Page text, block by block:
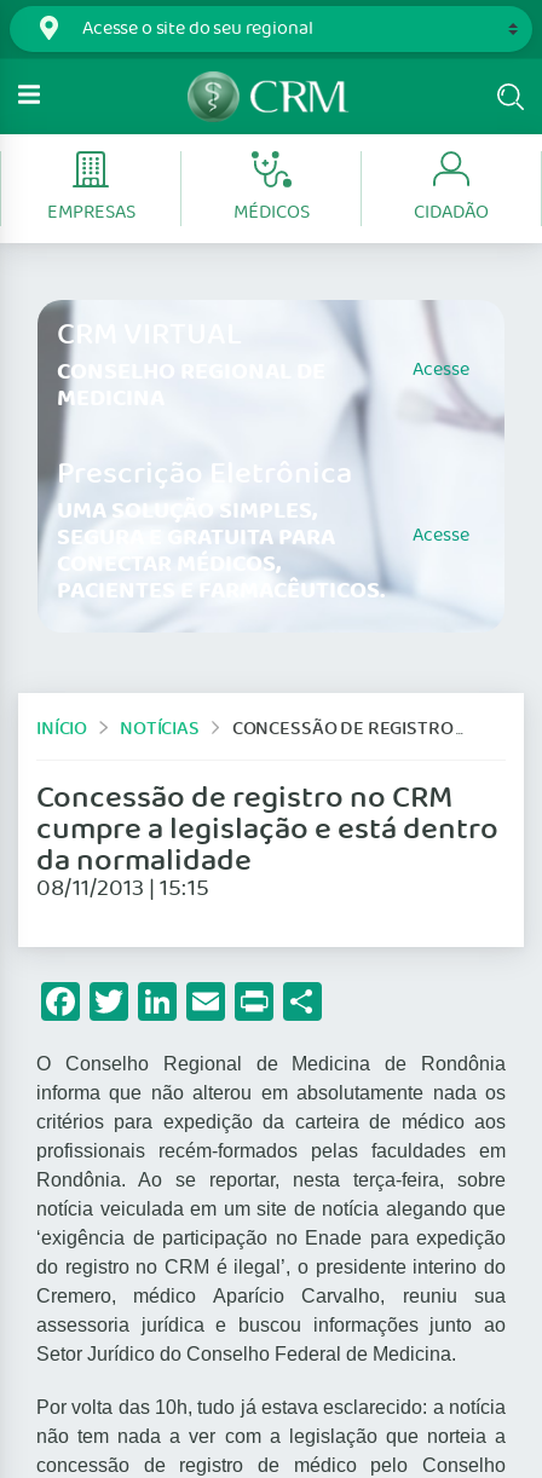
EMPRESAS MÉDICOS CIDADÃO
CRM VIRTUAL
CONSELHO REGIONAL DE
MEDICINA
Acesse
Prescrição Eletrônica
UMA SOLUÇÃO SIMPLES,
SEGURA E GRATUITA PARA
CONECTAR MÉDICOS,
PACIENTES E FARMACÊUTICOS.
Acesse
INÍCIO NOTÍCIAS CONCESSÃO DE REGISTRO NO CRM CUMPRE A LEGISLAÇÃO E ESTÁ DENTRO DA NORMALIDADE
Concessão de registro no CRM
cumpre a legislação e está dentro
da normalidade
08/11/2013 | 15:15
Facebook
Twitter
LinkedIn
Email
Print
O Conselho Regional de Medicina de Rondônia
informa que não alterou em absolutamente nada os
critérios para expedição da carteira de médico aos
profissionais recém-formados pelas faculdades em
Rondônia. Ao se reportar, nesta terça-feira, sobre
notícia veiculada em um site de notícia alegando que
‘exigência de participação no Enade para expedição
do registro no CRM é ilegal’, o presidente interino do
Cremero, médico Aparício Carvalho, reuniu sua
assessoria jurídica e buscou informações junto ao
Setor Jurídico do Conselho Federal de Medicina.
Por volta das 10h, tudo já estava esclarecido: a notícia
não tem nada a ver com a legislação que norteia a
concessão de registro de médico pelo Conselho